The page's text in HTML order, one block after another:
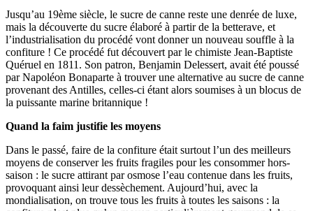
Jusqu’au 19ème siècle, le sucre de canne reste une denrée de luxe,
mais la découverte du sucre élaboré à partir de la betterave, et
l’industrialisation du procédé vont donner un nouveau souffle à la
confiture ! Ce procédé fut découvert par le chimiste Jean-Baptiste
Quéruel en 1811. Son patron, Benjamin Delessert, avait été poussé
par Napoléon Bonaparte à trouver une alternative au sucre de canne
provenant des Antilles, celles-ci étant alors soumises à un blocus de
la puissante marine britannique !
Quand la faim justifie les moyens
Dans le passé, faire de la confiture était surtout l’un des meilleurs
moyens de conserver les fruits fragiles pour les consommer hors-
saison : le sucre attirant par osmose l’eau contenue dans les fruits,
provoquant ainsi leur dessèchement. Aujourd’hui, avec la
mondialisation, on trouve tous les fruits à toutes les saisons : la